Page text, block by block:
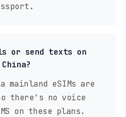
or send texts on
mainland eSIMs are
there's no voice
on these plans.